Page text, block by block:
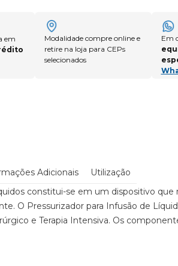
em
Modalidade compre online e
retire na loja para CEPs
selecionados
Em
Adicionais
Utilização
constitui-se em um dispositivo
O Pressurizador para Infusão de
e Terapia Intensiva. Os